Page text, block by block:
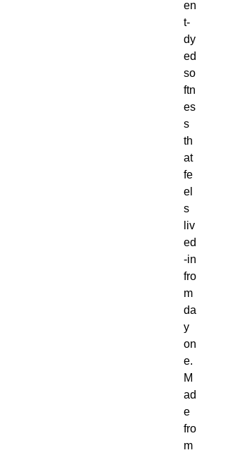
en
t-
dy
ed
so
ftn
es
s
th
at
fe
el
s
liv
ed
-in
fro
m
da
y
on
e.
M
ad
e
fro
m